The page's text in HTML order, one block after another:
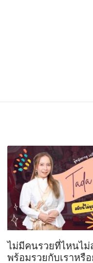
ไม่มีคนรวยที่ไหนไ
พร้อมรวยกับเราหรื